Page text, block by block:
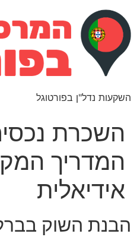
השקעות נדל"ן בפורטוגל
השכרת
המדריך
אידיאלית
הבנת השוק